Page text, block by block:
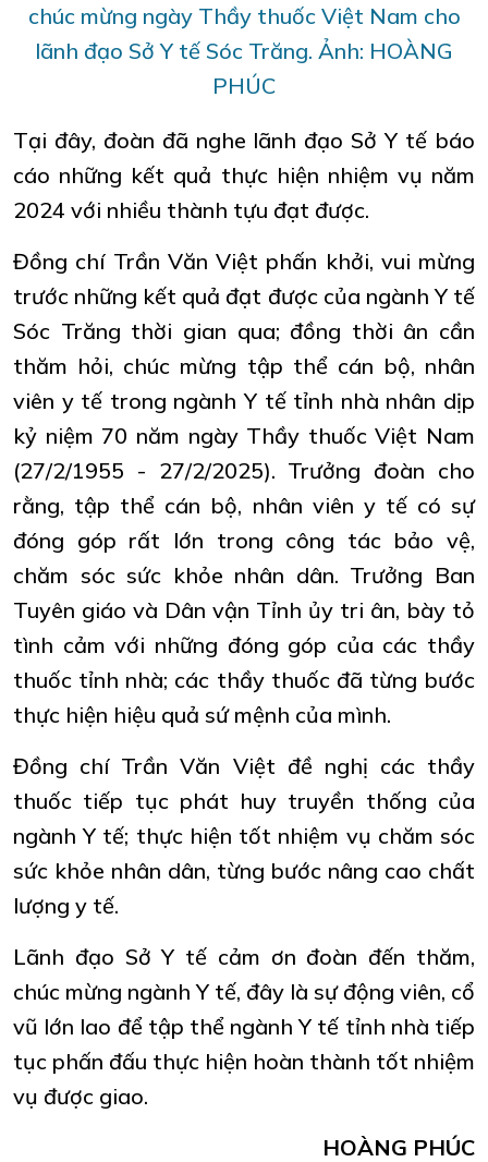
chúc mừng ngày Thầy thuốc Việt Nam cho
lãnh đạo Sở Y tế Sóc Trăng. Ảnh: HOÀNG
PHÚC
Tại đây, đoàn đã nghe lãnh đạo Sở Y tế báo
cáo những kết quả thực hiện nhiệm vụ năm
2024 với nhiều thành tựu đạt được.
Đồng chí Trần Văn Việt phấn khởi, vui mừng
trước những kết quả đạt được của ngành Y tế
Sóc Trăng thời gian qua; đồng thời ân cần
thăm hỏi, chúc mừng tập thể cán bộ, nhân
viên y tế trong ngành Y tế tỉnh nhà nhân dịp
kỷ niệm 70 năm ngày Thầy thuốc Việt Nam
(27/2/1955 - 27/2/2025). Trưởng đoàn cho
rằng, tập thể cán bộ, nhân viên y tế có sự
đóng góp rất lớn trong công tác bảo vệ,
chăm sóc sức khỏe nhân dân. Trưởng Ban
Tuyên giáo và Dân vận Tỉnh ủy tri ân, bày tỏ
tình cảm với những đóng góp của các thầy
thuốc tỉnh nhà; các thầy thuốc đã từng bước
thực hiện hiệu quả sứ mệnh của mình.
Đồng chí Trần Văn Việt đề nghị các thầy
thuốc tiếp tục phát huy truyền thống của
ngành Y tế; thực hiện tốt nhiệm vụ chăm sóc
sức khỏe nhân dân, từng bước nâng cao chất
lượng y tế.
Lãnh đạo Sở Y tế cảm ơn đoàn đến thăm,
chúc mừng ngành Y tế, đây là sự động viên, cổ
vũ lớn lao để tập thể ngành Y tế tỉnh nhà tiếp
tục phấn đấu thực hiện hoàn thành tốt nhiệm
vụ được giao.
HOÀNG PHÚC